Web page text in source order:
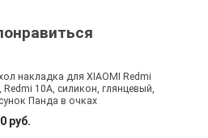
накладка для XIAOMI Redmi
Redmi 10A, силикон, глянцевый,
Панда в очках
руб.